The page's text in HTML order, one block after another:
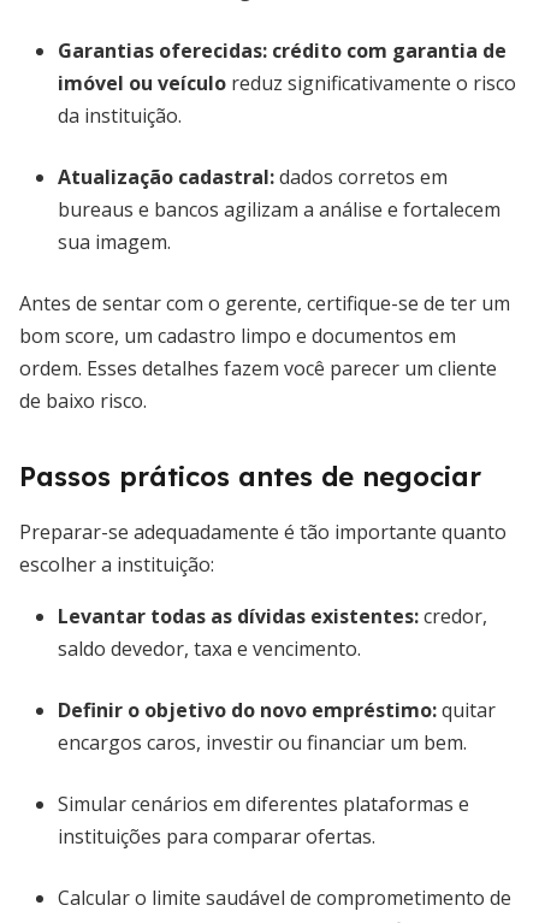
Garantias oferecidas: crédito com garantia de
imóvel ou veículo reduz significativamente o risco
da instituição.
Atualização cadastral:dados corretos em
bureaus e bancos agilizam a análise e fortalecem
sua imagem.
Antes de sentar com o gerente, certifique-se de ter um
bom score, um cadastro limpo e documentos em
ordem. Esses detalhes fazem você parecer um cliente
de baixo risco.
Passos práticos antes de negociar
Preparar-se adequadamente é tão importante quanto
escolher a instituição:
Levantar todas as dívidas existentes:credor,
saldo devedor, taxa e vencimento.
Definir o objetivo do novo empréstimo:quitar
encargos caros, investir ou financiar um bem.
Simular cenários em diferentes plataformas e
instituições para comparar ofertas.
Calcular o limite saudável de comprometimento de